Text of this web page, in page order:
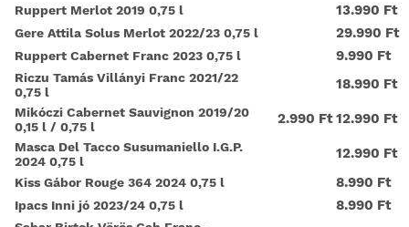
Ruppert Merlot 2019 0,75 l 13.990 Ft
Gere Attila Solus Merlot 2022/23 0,75 l 29.990 Ft
Ruppert Cabernet Franc 2023 0,75 l 9.990 Ft
Riczu Tamás Villányi Franc 2021/22
0,75 l
18.990 Ft
Mikóczi Cabernet Sauvignon 2019/20
0,15 l / 0,75 l
2.990 Ft12.990 Ft
Masca Del Tacco Susumaniello I.G.P.
2024 0,75 l
12.990 Ft
Kiss Gábor Rouge 364 2024 0,75 l 8.990 Ft
Ipacs Inni jó 2023/24 0,75 l 8.990 Ft